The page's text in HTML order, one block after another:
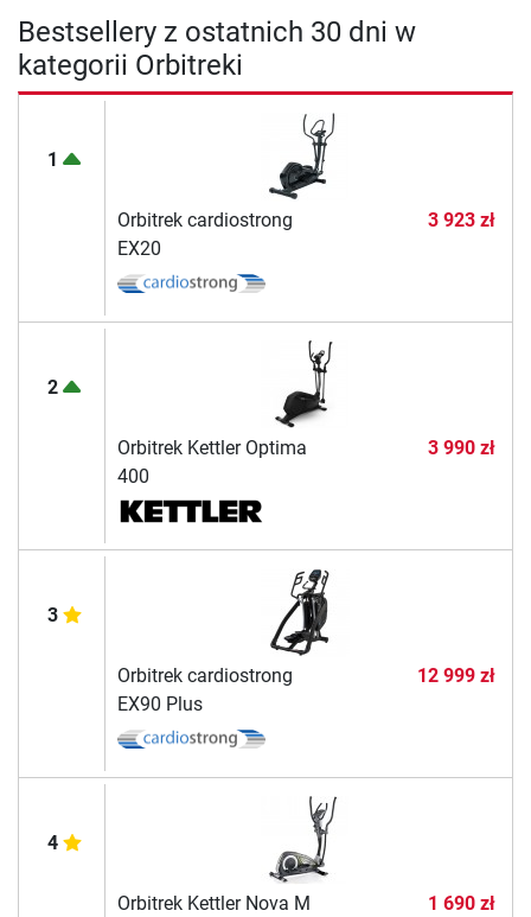
Bestsellery z ostatnich 30 dni w
kategorii Orbitreki
1
Orbitrek cardiostrong
EX20
3 923 zł
2
Orbitrek Kettler Optima
400
3 990 zł
3
Orbitrek cardiostrong
EX90 Plus
12 999 zł
4
Orbitrek Kettler Nova M 1 690 zł